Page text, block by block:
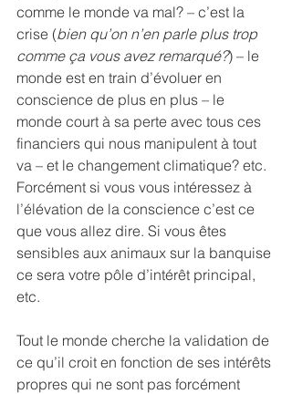
comme le monde va mal? – c’est la
crise (bien qu’on n’en parle plus trop
comme ça vous avez remarqué?) – le
monde est en train d’évoluer en
conscience de plus en plus – le
monde court à sa perte avec tous ces
financiers qui nous manipulent à tout
va – et le changement climatique? etc.
Forcément si vous vous intéressez à
l’élévation de la conscience c’est ce
que vous allez dire. Si vous êtes
sensibles aux animaux sur la banquise
ce sera votre pôle d’intérêt principal,
etc.
Tout le monde cherche la validation de
ce qu’il croit en fonction de ses intérêts
propres qui ne sont pas forcément